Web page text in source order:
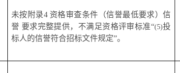
未按附录4 资格审查条件（信誉最低要求）信
誉 要求完整提供，不满足资格评审标准“(5)投
标人的信誉符合招标文件规定”。